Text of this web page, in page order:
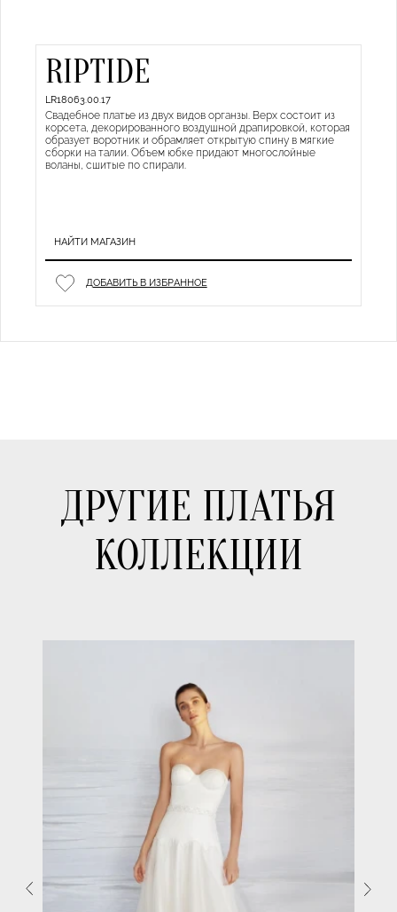
RIPTIDE
LR18063.00.17
Свадебное платье из двух видов органзы. Верх состоит из
корсета, декорированного воздушной драпировкой, которая
образует воротник и обрамляет открытую спину в мягкие
сборки на талии. Объем юбке придают многослойные
воланы, сшитые по спирали.
НАЙТИ МАГАЗИН
ДОБАВИТЬ В ИЗБРАННОЕ
ДРУГИЕ ПЛАТЬЯ
КОЛЛЕКЦИИ